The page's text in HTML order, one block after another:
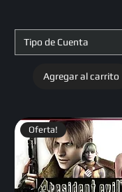
Agregar al carrito
Oferta!